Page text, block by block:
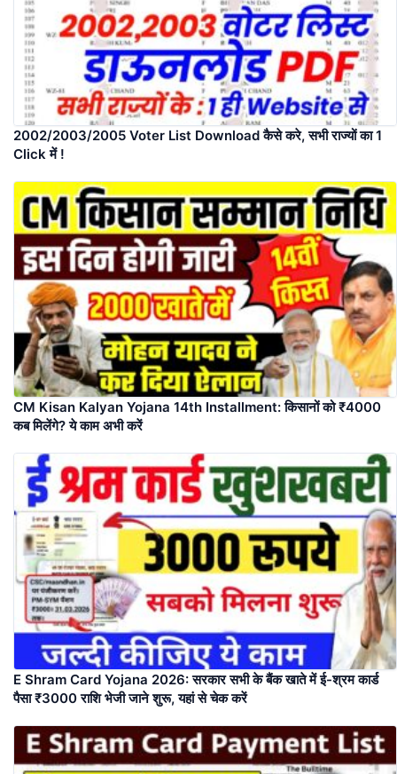
2002/2003/2005 Voter List Download कैसे करे, सभी राज्यों का 1
Click में !
CM Kisan Kalyan Yojana 14th Installment: किसानों को ₹4000
कब मिलेंगे? ये काम अभी करें
E Shram Card Yojana 2026: सरकार सभी के बैंक खाते में ई-श्रम कार्ड
पैसा ₹3000 राशि भेजी जाने शुरू, यहां से चेक करें